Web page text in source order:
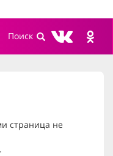
страница не
.